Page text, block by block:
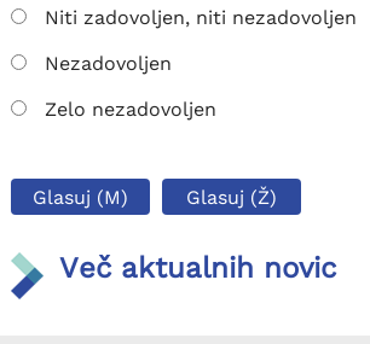
Niti zadovoljen, niti nezadovoljen
Nezadovoljen
Zelo nezadovoljen
Glasuj (M) Glasuj (Ž)
Več aktualnih novic